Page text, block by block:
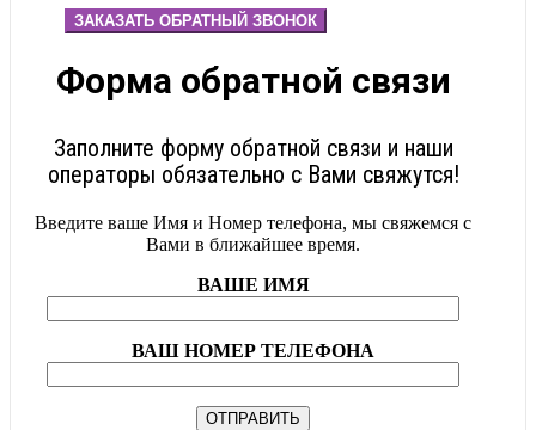
ЗАКАЗАТЬ ОБРАТНЫЙ ЗВОНОК
Форма обратной связи
Заполните форму обратной связи и наши
операторы обязательно с Вами свяжутся!
Введите ваше Имя и Номер телефона, мы свяжемся с
Вами в ближайшее время.
ВАШЕ ИМЯ
ВАШ НОМЕР ТЕЛЕФОНА